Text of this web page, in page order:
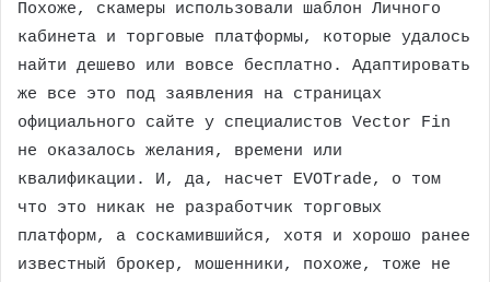
Похоже, скамеры использовали шаблон Личного
кабинета и торговые платформы, которые удалось
найти дешево или вовсе бесплатно. Адаптировать
же все это под заявления на страницах
официального сайте у специалистов Vector Fin
не оказалось желания, времени или
квалификации. И, да, насчет EVOTrade, о том
что это никак не разработчик торговых
платформ, а соскамившийся, хотя и хорошо ранее
известный брокер, мошенники, похоже, тоже не